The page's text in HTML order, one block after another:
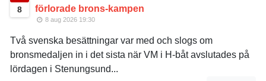
8
förlorade brons-kampen
8 aug 2026 19:30
Två svenska besättningar var med och slogs om
bronsmedaljen in i det sista när VM i H-båt avslutades på
lördagen i Stenungsund...